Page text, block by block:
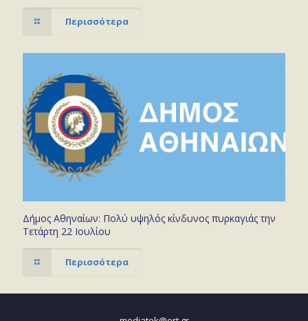
Περισσότερα
Δήμος Αθηναίων: Πολύ υψηλός κίνδυνος πυρκαγιάς την
Τετάρτη 22 Ιουλίου
Περισσότερα